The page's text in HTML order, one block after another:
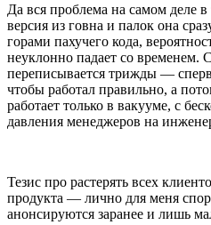
Да вся проблема на самом деле в
версия из говна и палок она
горами пахучего кода,
неуклонно падает со временем.
переписывается трижды —
чтобы работал правильно, а
работает только в вакууме, с
давления менеджеров на
Тезис про растерять всех
продукта — лично для меня
анонсируются заранее и лишь